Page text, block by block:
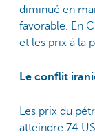
diminué en
favorable. En
et les prix à la
Le conflit
Les prix du
atteindre 74